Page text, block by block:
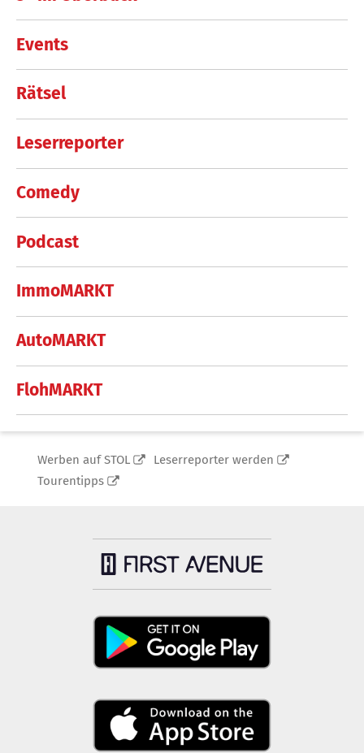
Events
Rätsel
Leserreporter
Comedy
Podcast
ImmoMARKT
AutoMARKT
FlohMARKT
Werben auf STOL
Leserreporter werden
Tourentipps